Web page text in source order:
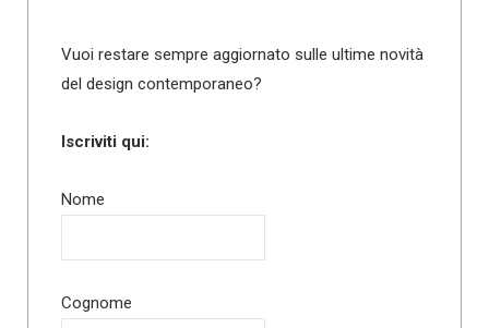
Vuoi restare sempre aggiornato sulle ultime novità
del design contemporaneo?
Iscriviti qui:
Nome
Cognome